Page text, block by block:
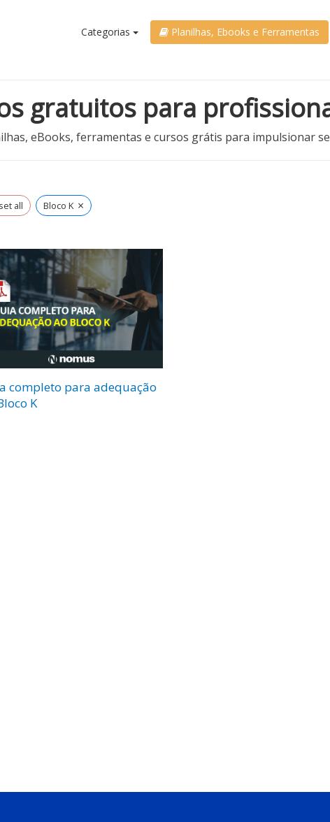
Categorias Planilhas, Ebooks e Ferramentas
gratuitos para
eBooks, ferramentas e cursos grátis para impulsionar
all Bloco K ×
completo para adequação
K